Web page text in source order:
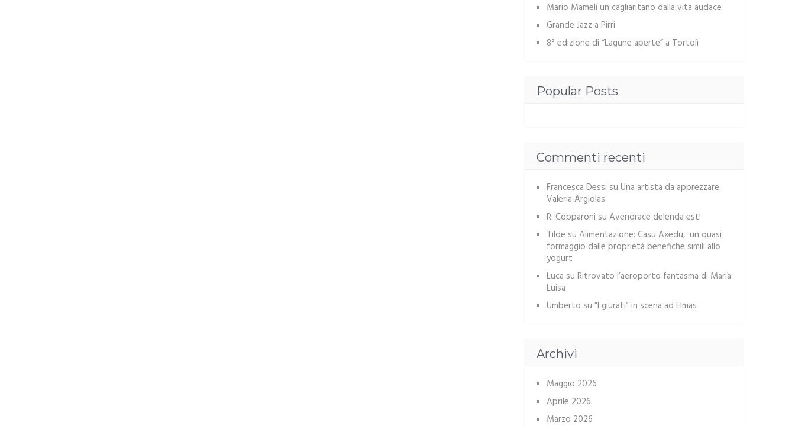
Mario Mameli un cagliaritano dalla vita audace
Grande Jazz a Pirri
8° edizione di “Lagune aperte” a Tortolì
Popular Posts
Commenti recenti
Francesca Dessi su Una artista da apprezzare:
Valeria Argiolas
R. Copparoni su Avendrace delenda est!
Tilde su Alimentazione: Casu Axedu, un quasi
formaggio dalle proprietà benefiche simili allo
yogurt
Luca su Ritrovato l’aeroporto fantasma di Maria
Luisa
Umberto su “I giurati” in scena ad Elmas
Archivi
Maggio 2026
Aprile 2026
Marzo 2026